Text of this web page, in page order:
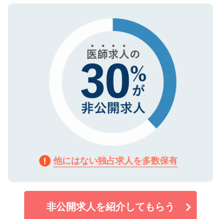
で、機密保持に関してもご安心ください。
ので、まずはご登録ください。
他にはない独占求人を多数保有
非公開求人を紹介してもらう